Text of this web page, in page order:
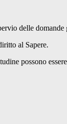
delle domande
al Sapere.
possono